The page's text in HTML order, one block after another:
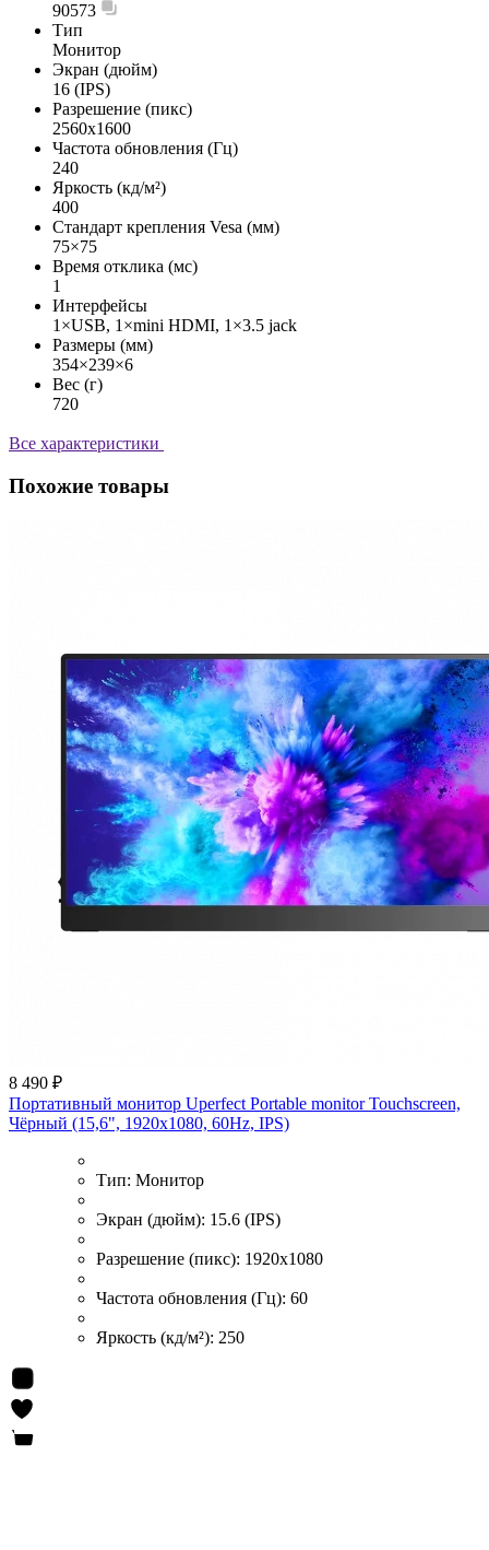
90573
Тип
Монитор
Экран (дюйм)
16 (IPS)
Разрешение (пикс)
2560x1600
Частота обновления (Гц)
240
Яркость (кд/м²)
400
Стандарт крепления Vesa (мм)
75×75
Время отклика (мс)
1
Интерфейсы
1×USB, 1×mini HDMI, 1×3.5 jack
Размеры (мм)
354×239×6
Вес (г)
720
Все характеристики
Похожие товары
8 490 ₽
Портативный монитор Uperfect Portable monitor Touchscreen,
Чёрный (15,6", 1920х1080, 60Hz, IPS)
Тип: Монитор
Экран (дюйм): 15.6 (IPS)
Разрешение (пикс): 1920x1080
Частота обновления (Гц): 60
Яркость (кд/м²): 250